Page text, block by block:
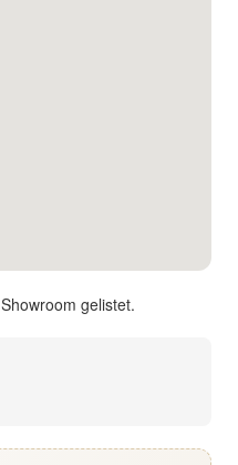
gelistet.